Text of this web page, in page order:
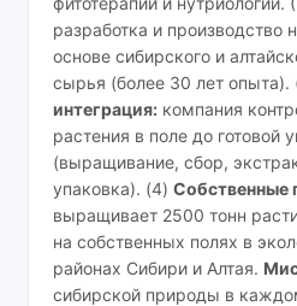
разработка и производство
основе сибирского и
сырья (более 30 лет опыта).
интеграция:компания
растения в поле до готовой
(выращивание, сбор,
упаковка). (4) Собственные
выращивает 2500 тонн
на собственных полях в
районах Сибири и Алтая.
сибирской природы в